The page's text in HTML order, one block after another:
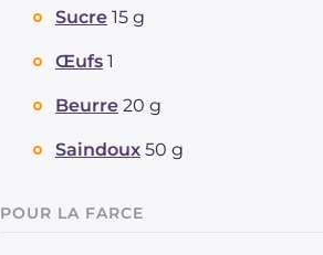
Sucre 15 g
Œufs 1
Beurre 20 g
Saindoux 50 g
POUR LA FARCE